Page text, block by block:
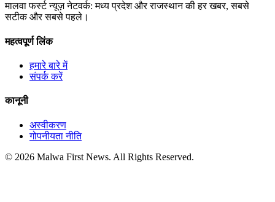
मालवा फर्स्ट न्यूज़ नेटवर्क: मध्य प्रदेश और राजस्थान की हर खबर, सबसे
सटीक और सबसे पहले।
महत्वपूर्ण लिंक
हमारे बारे में
संपर्क करें
कानूनी
अस्वीकरण
गोपनीयता नीति
© 2026 Malwa First News. All Rights Reserved.